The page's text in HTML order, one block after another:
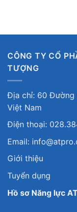
CÔNG TY CỔ
TƯỢNG
Địa chỉ: 60 Đường
Việt Nam
Điện thoại:
Email:
Giới thiệu
Tuyển dụng
Hồ sơ Năng lực